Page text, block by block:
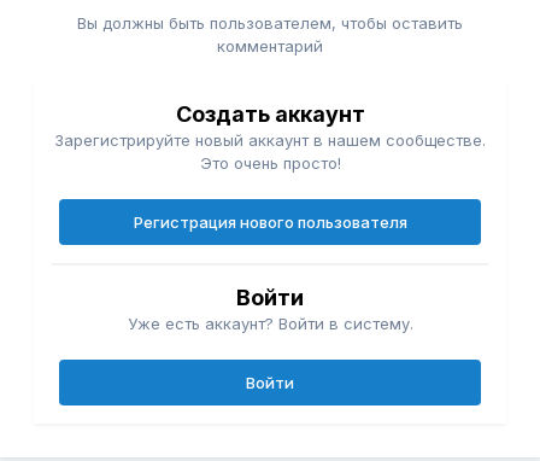
Вы должны быть пользователем, чтобы оставить
комментарий
Создать аккаунт
Зарегистрируйте новый аккаунт в нашем сообществе.
Это очень просто!
Регистрация нового пользователя
Войти
Уже есть аккаунт? Войти в систему.
Войти